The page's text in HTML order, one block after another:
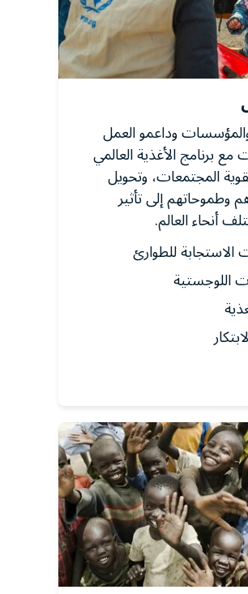
وداعمو العمل
مع برنامج الأغذية العالمي
المجتمعات، وتحويل
وطموحاتهم إلى تأثير
أنحاء العالم.
للطوارئ
اللوجستية